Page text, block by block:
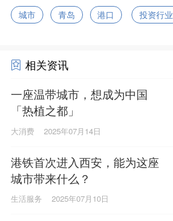
城市 青岛 港口 投资行业
相关资讯
一座温带城市，想成为中国
「热植之都」
大消费 2025年07月14日
港铁首次进入西安，能为这座
城市带来什么？
生活服务 2025年07月10日